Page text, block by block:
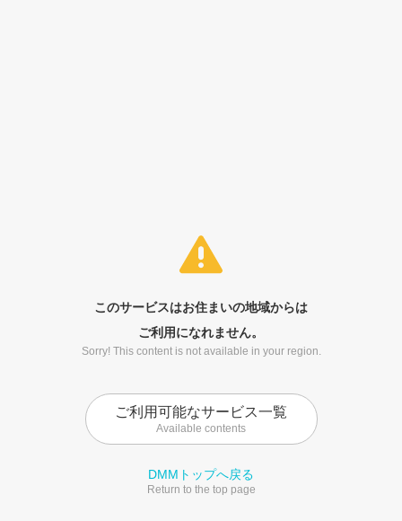
このサービスはお住まいの地域からは
ご利用になれません。
Sorry! This content is not available in your region.
ご利用可能なサービス一覧
Available contents
DMMトップへ戻る
Return to the top page